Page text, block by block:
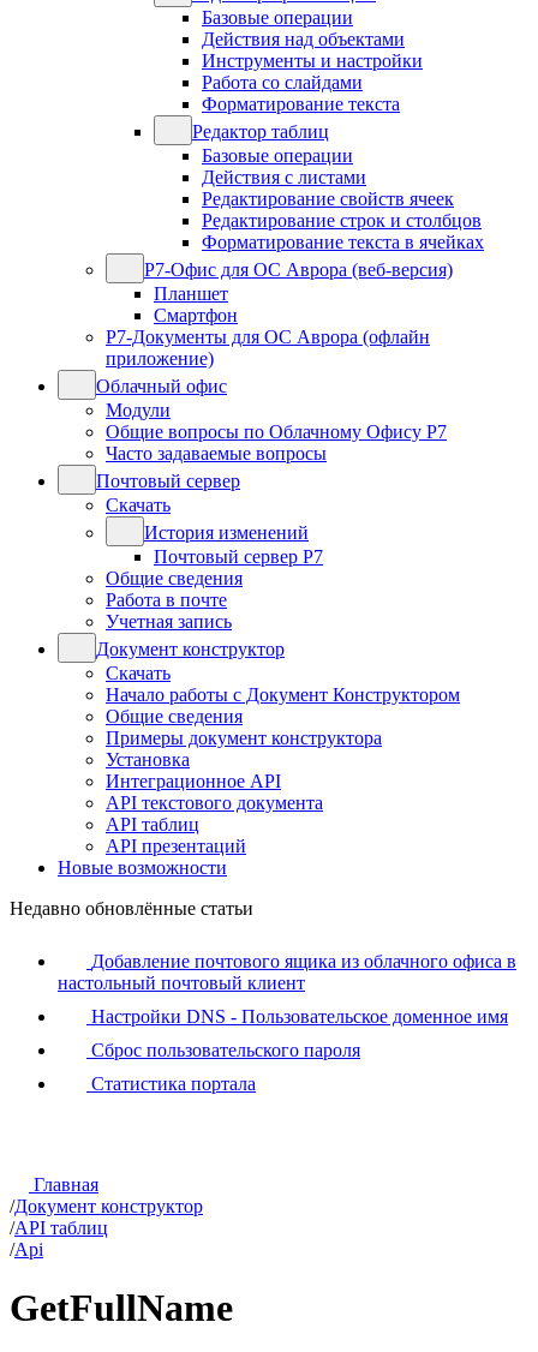
Базовые операции
Действия над объектами
Инструменты и настройки
Работа со слайдами
Форматирование текста
Редактор таблиц
Базовые операции
Действия с листами
Редактирование свойств ячеек
Редактирование строк и столбцов
Форматирование текста в ячейках
Р7-Офис для ОС Аврора (веб-версия)
Планшет
Смартфон
Р7-Документы для ОС Аврора (офлайн
приложение)
Облачный офис
Модули
Общие вопросы по Облачному Офису Р7
Часто задаваемые вопросы
Почтовый сервер
Скачать
История изменений
Почтовый сервер Р7
Общие сведения
Работа в почте
Учетная запись
Документ конструктор
Скачать
Начало работы с Документ Конструктором
Общие сведения
Примеры документ конструктора
Установка
Интеграционное API
API текстового документа
API таблиц
API презентаций
Новые возможности
Недавно обновлённые статьи
Добавление почтового ящика из облачного офиса в
настольный почтовый клиент
Настройки DNS - Пользовательское доменное имя
Сброс пользовательского пароля
Статистика портала
Главная
/Документ конструктор
/API таблиц
/Api
GetFullName